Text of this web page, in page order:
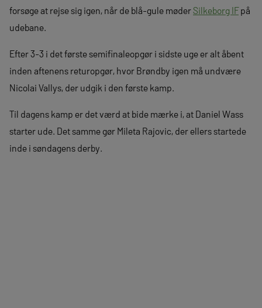
forsøge at rejse sig igen, når de blå-gule møderSilkeborg IFpå
udebane.
Efter 3-3 i det første semifinaleopgør i sidste uge er alt åbent
inden aftenens returopgør, hvor Brøndby igen må undvære
Nicolai Vallys, der udgik i den første kamp.
Til dagens kamp er det værd at bide mærke i, at Daniel Wass
starter ude. Det samme gør Mileta Rajovic, der ellers startede
inde i søndagens derby.